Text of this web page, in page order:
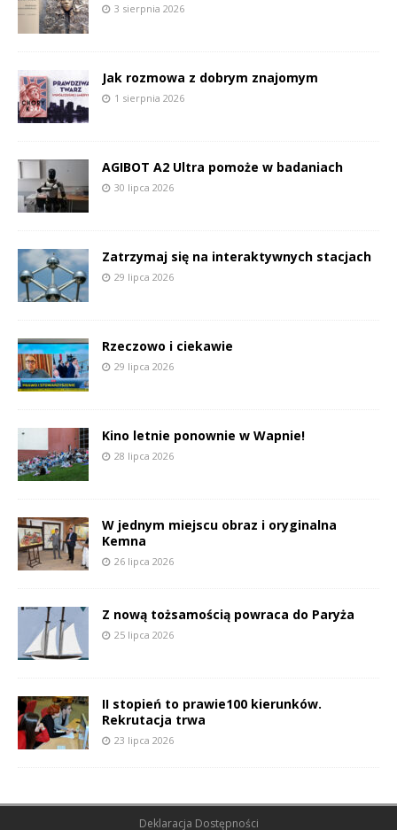
3 sierpnia 2026
Jak rozmowa z dobrym znajomym
1 sierpnia 2026
AGIBOT A2 Ultra pomoże w badaniach
30 lipca 2026
Zatrzymaj się na interaktywnych stacjach
29 lipca 2026
Rzeczowo i ciekawie
29 lipca 2026
Kino letnie ponownie w Wapnie!
28 lipca 2026
W jednym miejscu obraz i oryginalna
Kemna
26 lipca 2026
Z nową tożsamością powraca do Paryża
25 lipca 2026
II stopień to prawie100 kierunków.
Rekrutacja trwa
23 lipca 2026
Deklaracja Dostępności